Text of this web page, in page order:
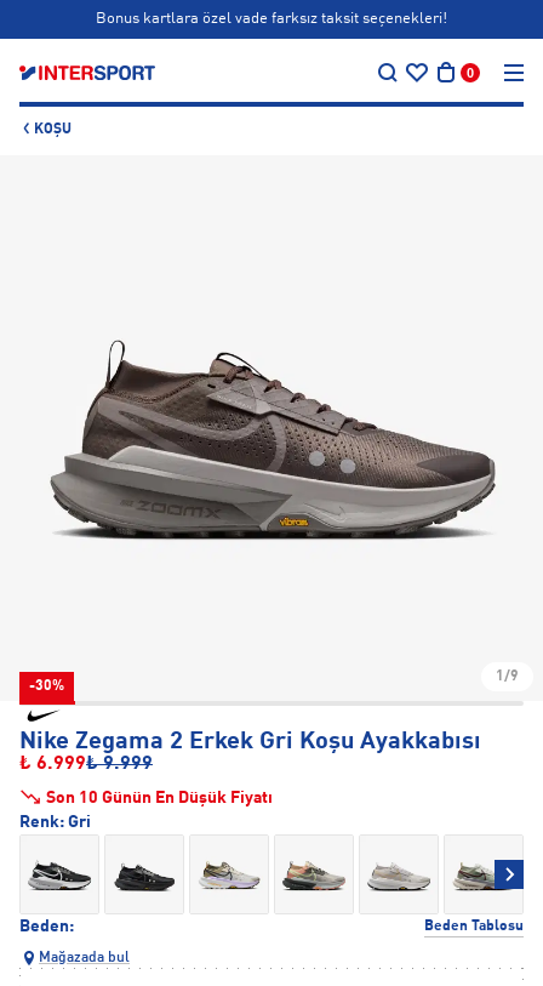
Bonus kartlara özel vade farksız taksit seçenekleri!
0
KOŞU
-30%
1/9
Nike Zegama 2 Erkek Gri Koşu Ayakkabısı
₺ 6.999₺ 9.999
Son 10 Günün En Düşük Fiyatı
Beden: Beden Tablosu
Renk: Gri
Mağazada bul